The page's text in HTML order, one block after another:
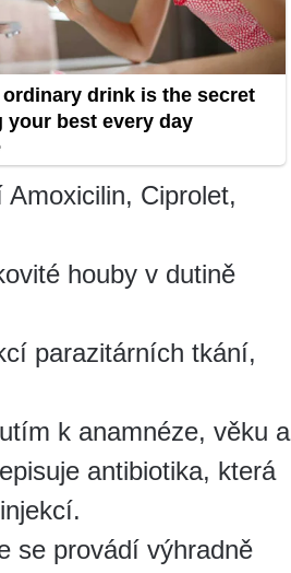
Ciprolet,
houby v dutině
parazitárních tkání,
k anamnéze, věku a
antibiotika, která
se provádí výhradně